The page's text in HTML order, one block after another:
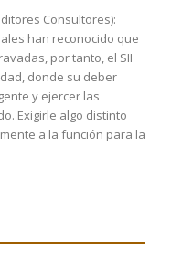
Consultores):
han reconocido que
por tanto, el SII
donde su deber
y ejercer las
Exigirle algo distinto
a la función para la